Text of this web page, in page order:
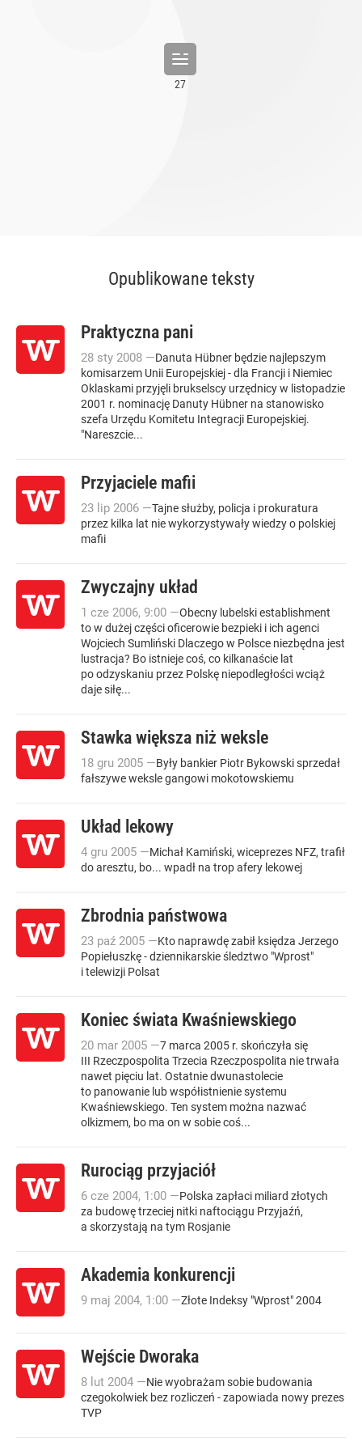
Opublikowane teksty
Praktyczna pani
28 sty 2008 —Danuta Hübner będzie najlepszym
komisarzem Unii Europejskiej - dla Francji i Niemiec
Oklaskami przyjęli brukselscy urzędnicy w listopadzie
2001 r. nominację Danuty Hübner na stanowisko
szefa Urzędu Komitetu Integracji Europejskiej.
"Nareszcie...
Przyjaciele mafii
23 lip 2006 —Tajne służby, policja i prokuratura
przez kilka lat nie wykorzystywały wiedzy o polskiej
mafii
Zwyczajny układ
1 cze 2006, 9:00 —Obecny lubelski establishment
to w dużej części oficerowie bezpieki i ich agenci
Wojciech Sumliński Dlaczego w Polsce niezbędna jest
lustracja? Bo istnieje coś, co kilkanaście lat
po odzyskaniu przez Polskę niepodległości wciąż
daje siłę...
Stawka większa niż weksle
18 gru 2005 —Były bankier Piotr Bykowski sprzedał
fałszywe weksle gangowi mokotowskiemu
Układ lekowy
4 gru 2005 —Michał Kamiński, wiceprezes NFZ, trafił
do aresztu, bo... wpadł na trop afery lekowej
Zbrodnia państwowa
23 paź 2005 —Kto naprawdę zabił księdza Jerzego
Popiełuszkę - dziennikarskie śledztwo "Wprost"
i telewizji Polsat
Koniec świata Kwaśniewskiego
20 mar 2005 —7 marca 2005 r. skończyła się
III Rzeczpospolita Trzecia Rzeczpospolita nie trwała
nawet pięciu lat. Ostatnie dwunastolecie
to panowanie lub współistnienie systemu
Kwaśniewskiego. Ten system można nazwać
olkizmem, bo ma on w sobie coś...
Rurociąg przyjaciół
6 cze 2004, 1:00 —Polska zapłaci miliard złotych
za budowę trzeciej nitki naftociągu Przyjaźń,
a skorzystają na tym Rosjanie
Akademia konkurencji
9 maj 2004, 1:00 —Złote Indeksy "Wprost" 2004
Wejście Dworaka
8 lut 2004 —Nie wyobrażam sobie budowania
czegokolwiek bez rozliczeń - zapowiada nowy prezes
TVP